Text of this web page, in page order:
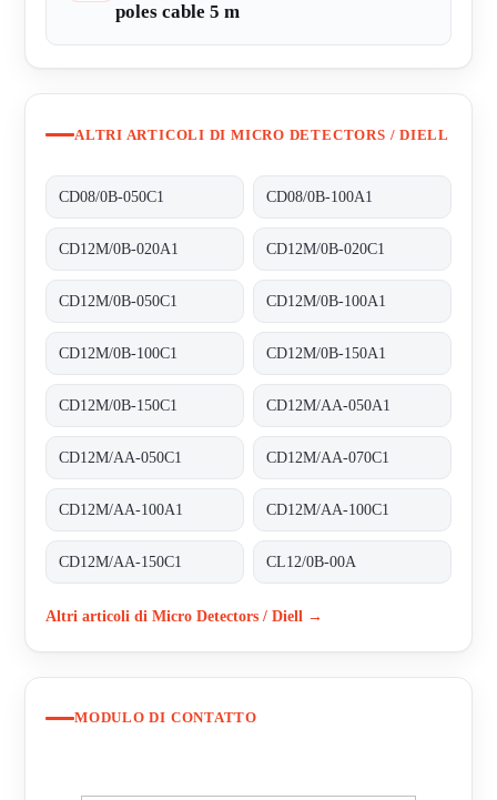
poles cable 5 m
ALTRI ARTICOLI DI MICRO DETECTORS / DIELL
CD08/0B-050C1 CD08/0B-100A1
CD12M/0B-020A1 CD12M/0B-020C1
CD12M/0B-050C1 CD12M/0B-100A1
CD12M/0B-100C1 CD12M/0B-150A1
CD12M/0B-150C1 CD12M/AA-050A1
CD12M/AA-050C1 CD12M/AA-070C1
CD12M/AA-100A1 CD12M/AA-100C1
CD12M/AA-150C1 CL12/0B-00A
Altri articoli di Micro Detectors / Diell →
MODULO DI CONTATTO